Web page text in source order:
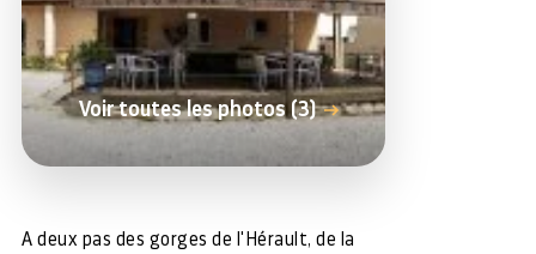
Voir toutes les photos (3)
A deux pas des gorges de l'Hérault, de la